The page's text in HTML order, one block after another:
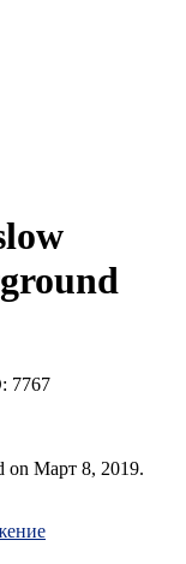
7767
on Март 8, 2019.